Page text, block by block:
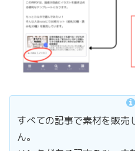
すべての記事で素材を販売
ん。